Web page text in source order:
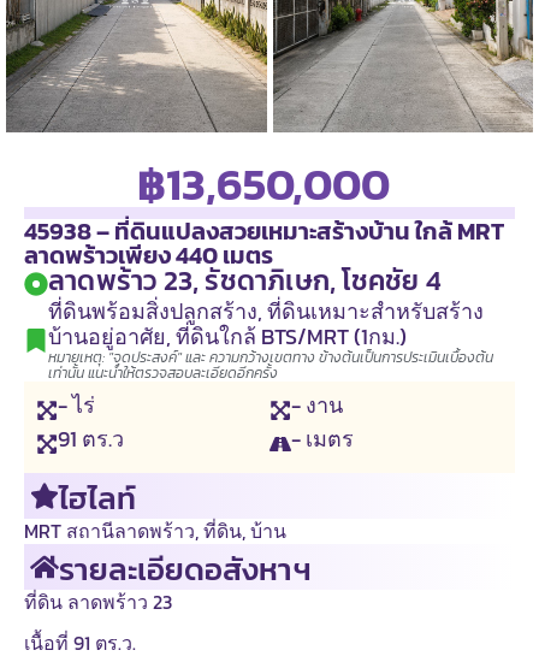
฿13,650,000
45938 – ที่ดินแปลงสวยเหมาะสร้างบ้าน ใกล้ MRT
ลาดพร้าวเพียง 440 เมตร
ลาดพร้าว 23, รัชดาภิเษก, โชคชัย 4
ที่ดินพร้อมสิ่งปลูกสร้าง,ที่ดินเหมาะสำหรับสร้าง
บ้านอยู่อาศัย,ที่ดินใกล้ BTS/MRT (1กม.)
หมายเหตุ: "จุดประสงค์" และ ความกว้างเขตทาง ข้างต้นเป็นการประเมินเบื้องต้น
เท่านั้น แนะนำให้ตรวจสอบละเอียดอีกครั้ง
- ไร่
- งาน
91 ตร.ว - เมตร
ไฮไลท์
MRT สถานีลาดพร้าว,ที่ดิน,บ้าน
รายละเอียดอสังหาฯ
ที่ดิน ลาดพร้าว 23
เนื้อที่ 91 ตร.ว.